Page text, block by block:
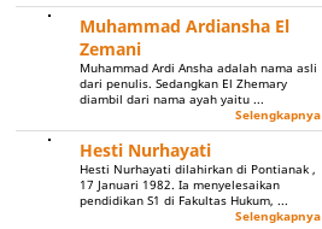
Muhammad Ardiansha El
Zemani
Muhammad Ardi Ansha adalah nama asli
dari penulis. Sedangkan El Zhemary
diambil dari nama ayah yaitu ...
Selengkapnya
Hesti Nurhayati
Hesti Nurhayati dilahirkan di Pontianak ,
17 Januari 1982. Ia menyelesaikan
pendidikan S1 di Fakultas Hukum, ...
Selengkapnya